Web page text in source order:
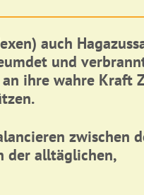
auch
und
ihre wahre Kraft
zwischen
der alltäglichen,